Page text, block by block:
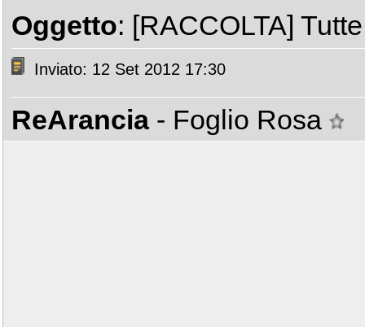
Oggetto: [RACCOLTA]
Inviato: 12 Set 2012 17:30
ReArancia - Foglio Rosa